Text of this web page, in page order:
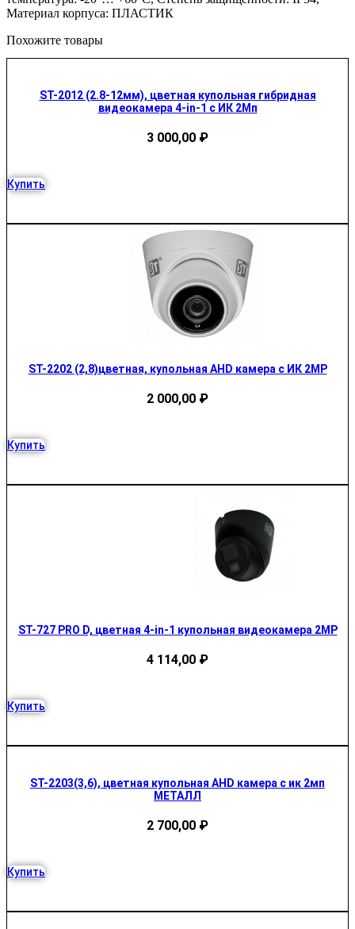
Материал корпуса: ПЛАСТИК
Похожите товары
ST-2012 (2.8-12мм), цветная купольная гибридная
видеокамера 4-in-1 с ИК 2Мп
3 000,00 ₽
Купить
ST-2202 (2,8)цветная, купольная AHD камера с ИК 2MP
2 000,00 ₽
Купить
ST-727 PRO D, цветная 4-in-1 купольная видеокамера 2MP
4 114,00 ₽
Купить
ST-2203(3,6), цветная купольная AHD камера с ик 2мп
МЕТАЛЛ
2 700,00 ₽
Купить